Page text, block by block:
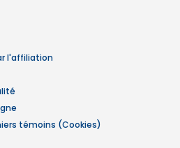
l'affiliation
témoins (Cookies)